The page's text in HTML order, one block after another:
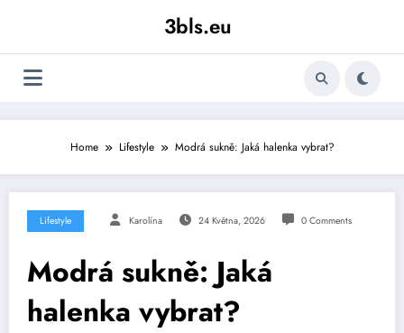
3bls.eu
Home Lifestyle Modrá sukně: Jaká halenka vybrat?
Lifestyle Karolína 24 Května, 2026 0 Comments
Modrá sukně: Jaká
halenka vybrat?